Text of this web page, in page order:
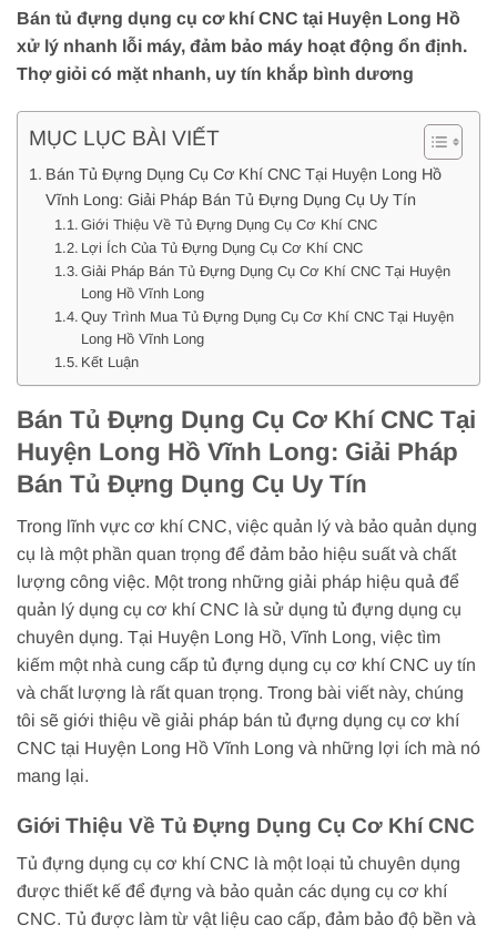
Bán tủ đựng dụng cụ cơ khí CNC tại Huyện Long Hồ
xử lý nhanh lỗi máy, đảm bảo máy hoạt động ổn định.
Thợ giỏi có mặt nhanh, uy tín khắp bình dương
MỤC LỤC BÀI VIẾT
Bán Tủ Đựng Dụng Cụ Cơ Khí CNC Tại Huyện Long Hồ
Vĩnh Long: Giải Pháp Bán Tủ Đựng Dụng Cụ Uy Tín
Giới Thiệu Về Tủ Đựng Dụng Cụ Cơ Khí CNC
Lợi Ích Của Tủ Đựng Dụng Cụ Cơ Khí CNC
Giải Pháp Bán Tủ Đựng Dụng Cụ Cơ Khí CNC Tại Huyện
Long Hồ Vĩnh Long
Quy Trình Mua Tủ Đựng Dụng Cụ Cơ Khí CNC Tại Huyện
Long Hồ Vĩnh Long
Kết Luận
Bán Tủ Đựng Dụng Cụ Cơ Khí CNC Tại
Huyện Long Hồ Vĩnh Long: Giải Pháp
Bán Tủ Đựng Dụng Cụ Uy Tín
Trong lĩnh vực cơ khí CNC, việc quản lý và bảo quản dụng
cụ là một phần quan trọng để đảm bảo hiệu suất và chất
lượng công việc. Một trong những giải pháp hiệu quả để
quản lý dụng cụ cơ khí CNC là sử dụng tủ đựng dụng cụ
chuyên dụng. Tại Huyện Long Hồ, Vĩnh Long, việc tìm
kiếm một nhà cung cấp tủ đựng dụng cụ cơ khí CNC uy tín
và chất lượng là rất quan trọng. Trong bài viết này, chúng
tôi sẽ giới thiệu về giải pháp bán tủ đựng dụng cụ cơ khí
CNC tại Huyện Long Hồ Vĩnh Long và những lợi ích mà nó
mang lại.
Giới Thiệu Về Tủ Đựng Dụng Cụ Cơ Khí CNC
Tủ đựng dụng cụ cơ khí CNC là một loại tủ chuyên dụng
được thiết kế để đựng và bảo quản các dụng cụ cơ khí
CNC. Tủ được làm từ vật liệu cao cấp, đảm bảo độ bền và